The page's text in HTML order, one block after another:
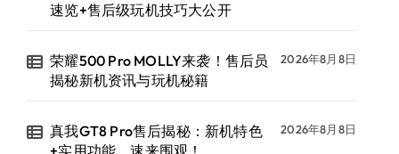
速览+售后级玩机技巧大公开
荣耀500 Pro MOLLY来袭！售后员
揭秘新机资讯与玩机秘籍
2026年8月8日
真我GT8 Pro售后揭秘：新机特色
+实用功能，速来围观！
2026年8月8日